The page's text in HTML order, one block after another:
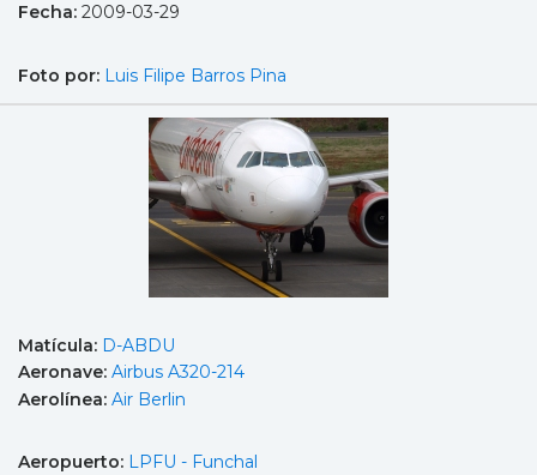
Fecha: 2009-03-29
Foto por: Luis Filipe Barros Pina
Matícula: D-ABDU
Aeronave: Airbus A320-214
Aerolínea: Air Berlin
Aeropuerto: LPFU - Funchal